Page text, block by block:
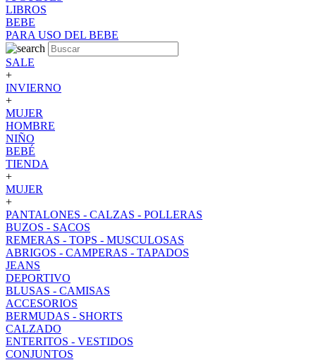
LIBROS
BEBE
PARA USO DEL BEBE
SALE
+
INVIERNO
+
MUJER
HOMBRE
NIÑO
BEBÉ
TIENDA
+
MUJER
+
PANTALONES - CALZAS - POLLERAS
BUZOS - SACOS
REMERAS - TOPS - MUSCULOSAS
ABRIGOS - CAMPERAS - TAPADOS
JEANS
DEPORTIVO
BLUSAS - CAMISAS
ACCESORIOS
BERMUDAS - SHORTS
CALZADO
ENTERITOS - VESTIDOS
CONJUNTOS